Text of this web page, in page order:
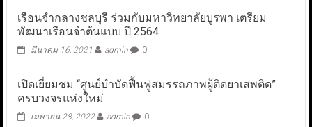
เรือนจำกลางชลบุรี ร่วมกับมหาวิทยาลัยบูรพา เตรียม
พัฒนาเรือนจำต้นแบบ ปี 2564
มีนาคม 16, 2021 admin 0
เปิดเยี่ยมชม “ศูนย์บำบัดฟื้นฟูสมรรถภาพผู้ติดยาเสพติด”
ครบวงจรแห่งใหม่
เมษายน 28, 2022 admin 0